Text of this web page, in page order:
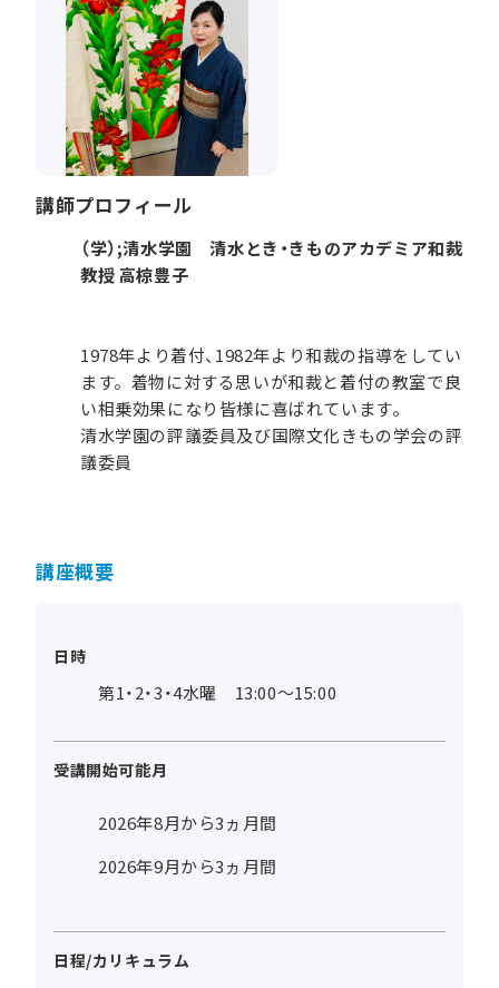
講師プロフィール
（学）;清水学園 清水とき・きものアカデミア和裁
教授 高椋豊子
1978年より着付、1982年より和裁の指導をしてい
ます。着物に対する思いが和裁と着付の教室で良
い相乗効果になり皆様に喜ばれています。
清水学園の評議委員及び国際文化きもの学会の評
議委員
講座概要
日時
第1・2・3・4水曜 13:00～15:00
受講開始可能月
2026年8月から3ヵ月間
2026年9月から3ヵ月間
日程/カリキュラム